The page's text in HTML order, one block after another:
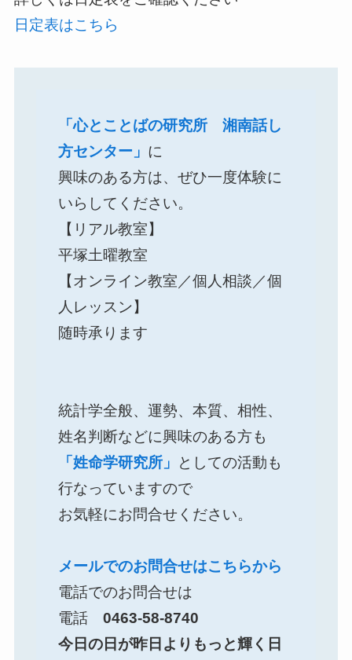
日定表はこちら
「心とことばの研究所 湘南話し
方センター」 に
興味のある方は、ぜひ一度体験に
いらしてください。
【リアル教室】
平塚土曜教室
【オンライン教室／個人相談／個
人レッスン】
随時承ります
統計学全般、運勢、本質、相性、
姓名判断などに興味のある方も
「姓命学研究所」
としての活動も
行なっていますので
お気軽にお問合せください。
メールでのお問合せはこちらから
電話でのお問合せは
電話 0463-58-8740
今日の日が昨日よりもっと輝く日